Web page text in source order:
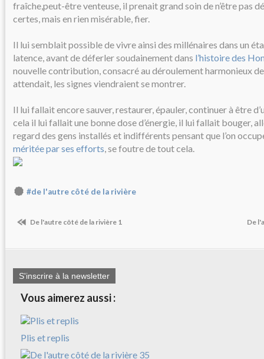
fraîche,peut-être venteuse, il prenait grand soin de n’être pas
certes, mais en rien misérable, fier.
Il lui semblait possible de vivre ainsi des millénaires dans un
latence, avant de déferler soudainement dans l’histoire des
nouvelle contribution, consacré au déroulement harmonieux
attendait, les signes viendraient se montrer.
Il lui fallait encore sauver, restaurer, épauler, continuer à être
cela il lui fallait une bonne dose d’énergie, il lui fallait bouger,
regard des gens installés et indifférents pensant que l’on
méritée par ses efforts, se foutre de tout cela.
#de l'autre côté de la rivière
De l'autre côté de la rivière 1 De
S'inscrire à la newsletter
Vous aimerez aussi :
Plis et replis